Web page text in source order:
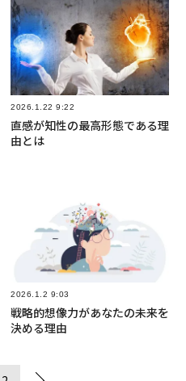
2026.1.22 9:22
直感が知性の最高形態である理
由とは
2026.1.2 9:03
戦略的想像力があなたの未来を
決める理由